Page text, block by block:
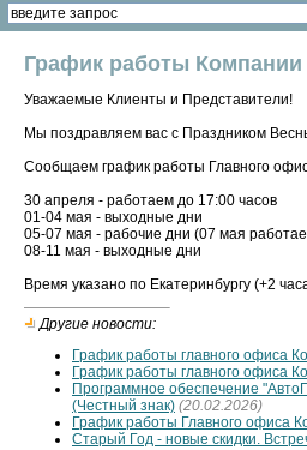
График работы
Уважаемые Клиенты и Представители!
Мы поздравляем вас с Праздником
Сообщаем график работы Главного
30 апреля - работаем до 17:00 часов
01-04 мая - выходные дни
05-07 мая - рабочие дни (07 мая
08-11 мая - выходные дни
Время указано по Екатеринбургу (+2
Другие новости:
График работы главного офиса
График работы главного офиса
Программное обеспечение
(Честный знак) (20.02.2026)
График работы Главного офиса
Старый Год - новые скидки.